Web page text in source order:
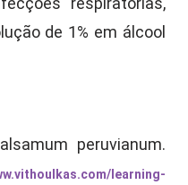
de 1% em álcool
peruvianum.
learning-